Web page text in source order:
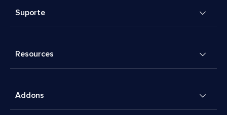
Suporte
Resources
Addons